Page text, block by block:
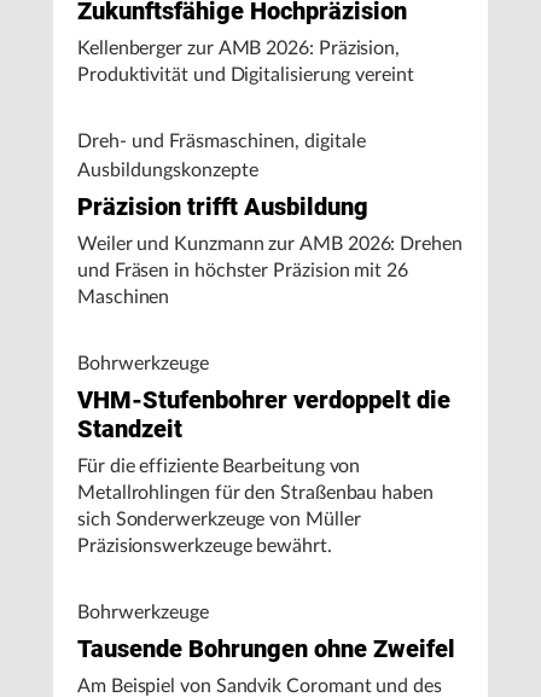
Zukunftsfähige Hochpräzision
Kellenberger zur AMB 2026: Präzision,
Produktivität und Digitalisierung vereint
Dreh- und Fräsmaschinen, digitale
Ausbildungskonzepte
Präzision trifft Ausbildung
Weiler und Kunzmann zur AMB 2026: Drehen
und Fräsen in höchster Präzision mit 26
Maschinen
Bohrwerkzeuge
VHM-Stufenbohrer verdoppelt die
Standzeit
Für die effiziente Bearbeitung von
Metallrohlingen für den Straßenbau haben
sich Sonderwerkzeuge von Müller
Präzisionswerkzeuge bewährt.
Bohrwerkzeuge
Tausende Bohrungen ohne Zweifel
Am Beispiel von Sandvik Coromant und des